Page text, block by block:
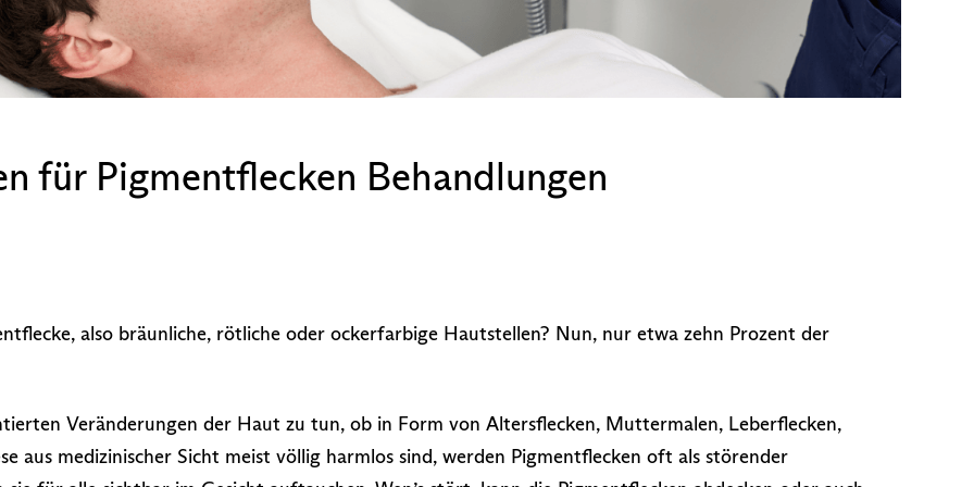
für Pigmentflecken Behandlungen
also bräunliche, rötliche oder ockerfarbige Hautstellen? Nun, nur etwa zehn Prozent der
Veränderungen der Haut zu tun, ob in Form von Altersflecken, Muttermalen, Leberflecken,
aus medizinischer Sicht meist völlig harmlos sind, werden Pigmentflecken oft als störender